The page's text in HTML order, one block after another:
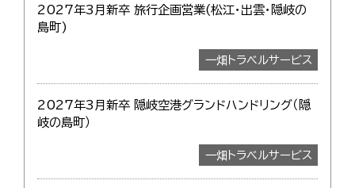
2027年3月新卒 旅行企画営業(松江・出雲・隠岐の
島町)
一畑トラベルサービス
2027年3月新卒 隠岐空港グランドハンドリング（隠
岐の島町）
一畑トラベルサービス